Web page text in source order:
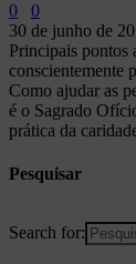
0
0
30 de junho de
Principais pontos
conscientemente
Como ajudar as
é o Sagrado
prática da
Pesquisar
Search for: